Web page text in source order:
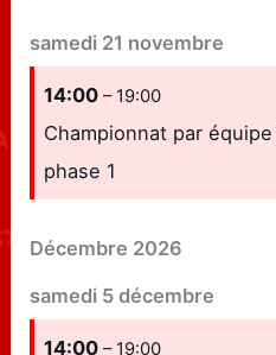
samedi 21 novembre
14:00– 19:00
Championnat par
phase 1
Décembre 2026
samedi 5 décembre
14:00– 19:00